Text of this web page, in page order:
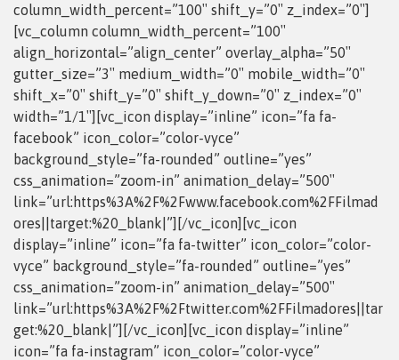
column_width_percent=”100″ shift_y=”0″ z_index=”0″]
[vc_column column_width_percent=”100″
align_horizontal=”align_center” overlay_alpha=”50″
gutter_size=”3″ medium_width=”0″ mobile_width=”0″
shift_x=”0″ shift_y=”0″ shift_y_down=”0″ z_index=”0″
width=”1/1″][vc_icon display=”inline” icon=”fa fa-
facebook” icon_color=”color-vyce”
background_style=”fa-rounded” outline=”yes”
css_animation=”zoom-in” animation_delay=”500″
link=”url:https%3A%2F%2Fwww.facebook.com%2FFilmad
ores||target:%20_blank|”][/vc_icon][vc_icon
display=”inline” icon=”fa fa-twitter” icon_color=”color-
vyce” background_style=”fa-rounded” outline=”yes”
css_animation=”zoom-in” animation_delay=”500″
link=”url:https%3A%2F%2Ftwitter.com%2FFilmadores||tar
get:%20_blank|”][/vc_icon][vc_icon display=”inline”
icon=”fa fa-instagram” icon_color=”color-vyce”